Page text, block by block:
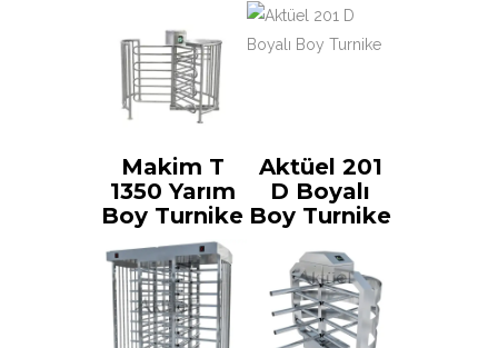
Makim T
1350 Yarım
Boy Turnike
Aktüel 201
D Boyalı
Boy Turnike